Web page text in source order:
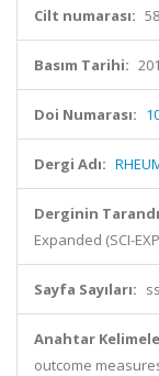
Cilt numarası: 58
Basım Tarihi:
Doi Numarası:
Dergi Adı:
Derginin
Expanded (SCI-
Sayfa Sayıları:
Anahtar
outcome